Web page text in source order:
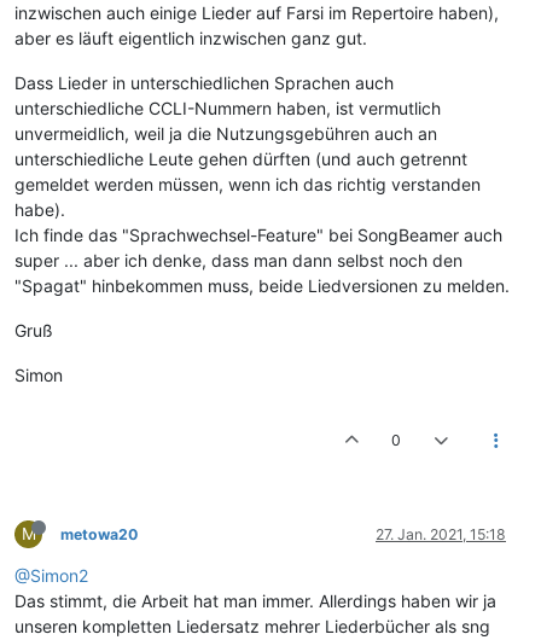
inzwischen auch einige Lieder auf Farsi im Repertoire haben),
aber es läuft eigentlich inzwischen ganz gut.
Dass Lieder in unterschiedlichen Sprachen auch
unterschiedliche CCLI-Nummern haben, ist vermutlich
unvermeidlich, weil ja die Nutzungsgebühren auch an
unterschiedliche Leute gehen dürften (und auch getrennt
gemeldet werden müssen, wenn ich das richtig verstanden
habe).
Ich finde das "Sprachwechsel-Feature" bei SongBeamer auch
super ... aber ich denke, dass man dann selbst noch den
"Spagat" hinbekommen muss, beide Liedversionen zu melden.
Gruß
Simon
0
M metowa20 27. Jan. 2021, 15:18
@Simon2
Das stimmt, die Arbeit hat man immer. Allerdings haben wir ja
unseren kompletten Liedersatz mehrer Liederbücher als sng